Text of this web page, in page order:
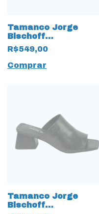
Tamanco Jorge
Bischoff
J12933007002 Couro
Natural Preto
R$549,00
Comprar
Tamanco Jorge
Bischoff